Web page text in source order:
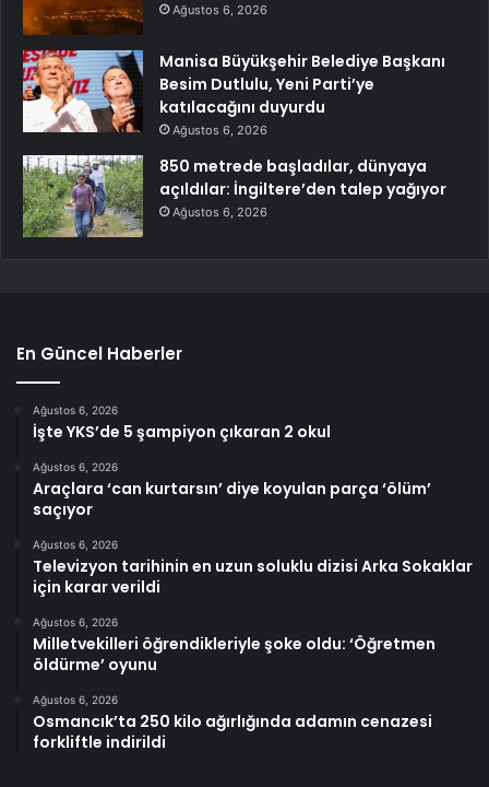
Ağustos 6, 2026
Manisa Büyükşehir Belediye Başkanı
Besim Dutlulu, Yeni Parti’ye
katılacağını duyurdu
Ağustos 6, 2026
850 metrede başladılar, dünyaya
açıldılar: İngiltere’den talep yağıyor
Ağustos 6, 2026
En Güncel Haberler
Ağustos 6, 2026
İşte YKS’de 5 şampiyon çıkaran 2 okul
Ağustos 6, 2026
Araçlara ‘can kurtarsın’ diye koyulan parça ‘ölüm’
saçıyor
Ağustos 6, 2026
Televizyon tarihinin en uzun soluklu dizisi Arka Sokaklar
için karar verildi
Ağustos 6, 2026
Milletvekilleri öğrendikleriyle şoke oldu: ‘Öğretmen
öldürme’ oyunu
Ağustos 6, 2026
Osmancık’ta 250 kilo ağırlığında adamın cenazesi
forkliftle indirildi